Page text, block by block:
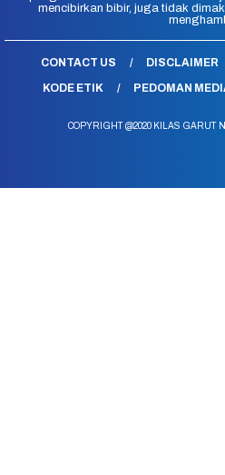
mencibirkan bibir, juga tidak
CONTACT US DISCLAIMER
KODE ETIK
PEDOMAN
COPYRIGHT @2020 KILAS GARUT